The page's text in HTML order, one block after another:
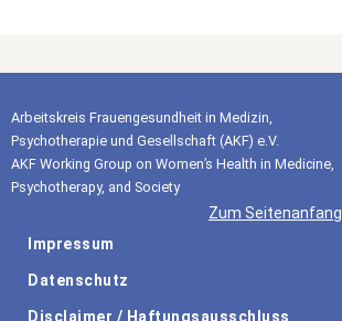
Arbeitskreis Frauengesundheit in Medizin,
Psychotherapie und Gesellschaft (AKF) e.V.
AKF Working Group on Women’s Health in Medicine,
Psychotherapy, and Society
Zum Seitenanfang
Impressum
Datenschutz
Disclaimer / Haftungsausschluss